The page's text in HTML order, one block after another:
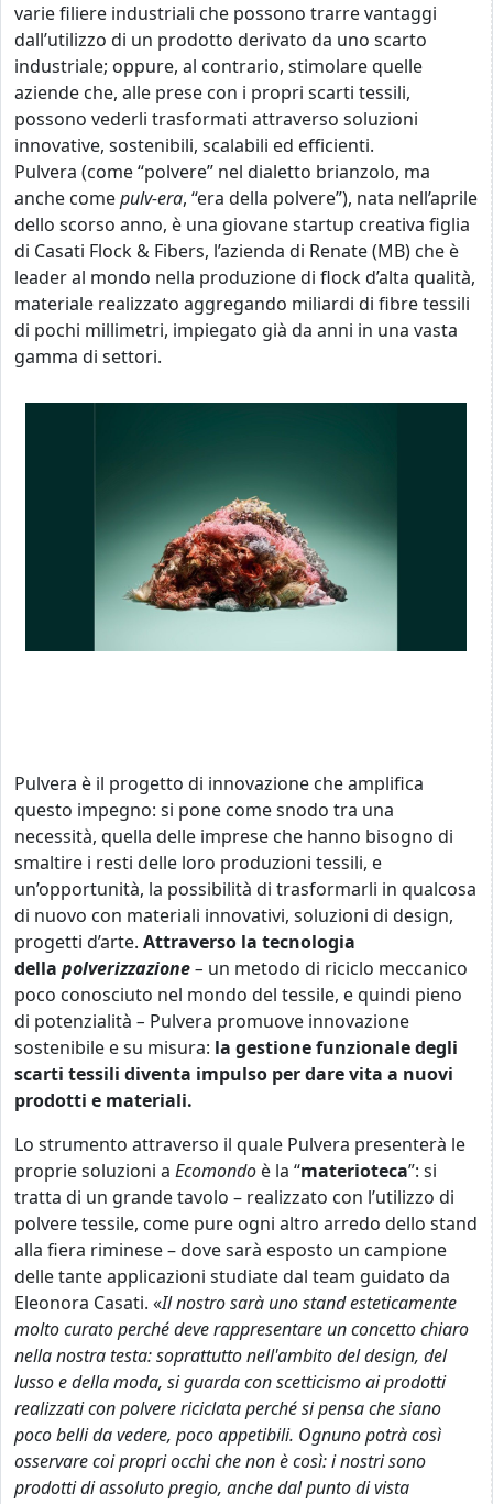
varie filiere industriali che possono trarre vantaggi
dall’utilizzo di un prodotto derivato da uno scarto
industriale; oppure, al contrario, stimolare quelle
aziende che, alle prese con i propri scarti tessili,
possono vederli trasformati attraverso soluzioni
innovative, sostenibili, scalabili ed efficienti.
Pulvera (come “polvere” nel dialetto brianzolo, ma
anche comepulv-era, “era della polvere”), nata nell’aprile
dello scorso anno, è una giovane startup creativa figlia
di Casati Flock & Fibers, l’azienda di Renate (MB) che è
leader al mondo nella produzione di flock d’alta qualità,
materiale realizzato aggregando miliardi di fibre tessili
di pochi millimetri, impiegato già da anni in una vasta
gamma di settori.
Pulvera è il progetto di innovazione che amplifica
questo impegno: si pone come snodo tra una
necessità, quella delle imprese che hanno bisogno di
smaltire i resti delle loro produzioni tessili, e
un’opportunità, la possibilità di trasformarli in qualcosa
di nuovo con materiali innovativi, soluzioni di design,
progetti d’arte. Attraverso la tecnologia
della polverizzazione– un metodo di riciclo meccanico
poco conosciuto nel mondo del tessile, e quindi pieno
di potenzialità – Pulvera promuove innovazione
sostenibile e su misura: la gestione funzionale degli
scarti tessili diventa impulso per dare vita a nuovi
prodotti e materiali.
Lo strumento attraverso il quale Pulvera presenterà le
proprie soluzioni a Ecomondo è la “materioteca”: si
tratta di un grande tavolo – realizzato con l’utilizzo di
polvere tessile, come pure ogni altro arredo dello stand
alla fiera riminese – dove sarà esposto un campione
delle tante applicazioni studiate dal team guidato da
Eleonora Casati. «Il nostro sarà uno stand esteticamente
molto curato perché deve rappresentare un concetto chiaro
nella nostra testa: soprattutto nell'ambito del design, del
lusso e della moda, si guarda con scetticismo ai prodotti
realizzati con polvere riciclata perché si pensa che siano
poco belli da vedere, poco appetibili. Ognuno potrà così
osservare coi propri occhi che non è così: i nostri sono
prodotti di assoluto pregio, anche dal punto di vista